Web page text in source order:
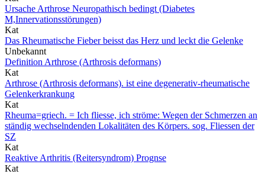
Ursache Arthrose Neuropathisch bedingt (Diabetes
M,Innervationsstörungen)
Kat
Das Rheumatische Fieber beisst das Herz und leckt die Gelenke
Unbekannt
Definition Arthrose (Arthrosis deformans)
Kat
Arthrose (Arthrosis deformans). ist eine degenerativ-rheumatische
Gelenkerkrankung
Kat
Rheuma=griech. = Ich fliesse, ich ströme: Wegen der Schmerzen an
ständig wechselndenden Lokalitäten des Körpers. sog. Fliessen der
SZ
Kat
Reaktive Arthritis (Reitersyndrom) Prognse
Kat